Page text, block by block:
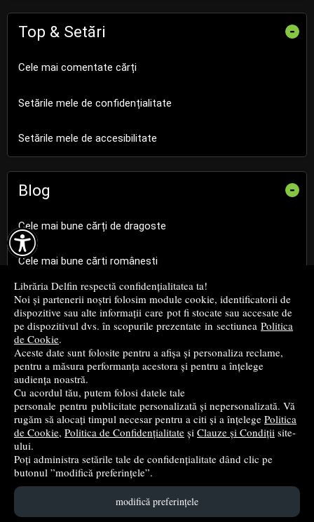

Librăria Delfin respectă confidențialitatea ta!
Noi și partenerii noștri folosim module cookie, identificatorii de
dispozitive sau alte informații care pot fi stocate sau accesate de
pe dispozitivul dvs. în scopurile prezentate in sectiunea Politica
de Cookie.
Aceste date sunt folosite pentru a afișa și personaliza reclame,
pentru a măsura performanța acestora și pentru a înțelege
audiența noastră.
Cu acordul tău, putem folosi datele tale
personale pentru publicitate personalizată și nepersonalizată. Vă
rugăm să alocați timpul necesar pentru a citi și a înțelege Politica
de Cookie, Politica de Confidențialitate și Clauze și Condiții site-
ului.
Poți administra setările tale de confidențialitate dând clic pe
butonul ”modifică preferințele”.
modifică preferințele
Top & Setări -
Cele mai comentate cărți
Setările mele de confidențialitate
Setările mele de accesibilitate
Blog -
Cele mai bune cărți de dragoste
Cele mai bune cărți românești
Cele mai bune cărți religioase
Cele mai bune cărți de istorie
Top cărți beletristică
...toate știrile
© 2004 - 2026Grup DZC SRL
Magazin onlinecreat de
Created in 0.0603 sec